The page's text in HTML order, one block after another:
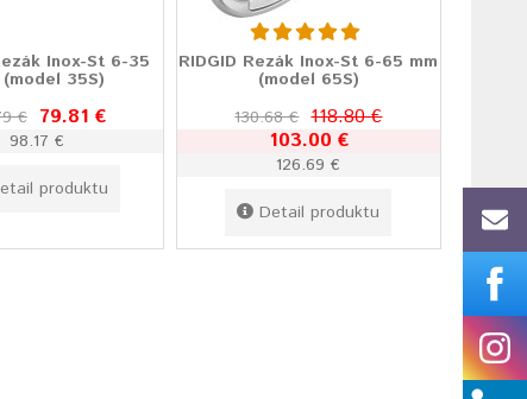
Inox-St 6-35
(model 35S)
€ 79.81 €
98.17 €
produktu
RIDGID Rezák Inox-St 6-65 mm
(model 65S)
130.68 € 118.80 €
103.00 €
126.69 €
Detail produktu